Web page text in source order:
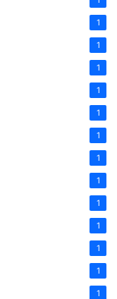
1
1
1
1
1
1
1
1
1
1
1
1
1